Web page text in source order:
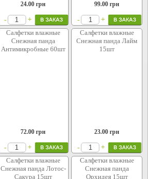
24.00 грн
- +
99.00 грн
-
+
Салфетки влажные
Снежная панда
Антимикробные 60шт
72.00 грн
- +
Салфетки влажные
Снежная панда Лайм
15шт
23.00 грн
-
+
Салфетки влажные
Снежная панда Лотос-
Сакура 15шт
Салфетки влажные
Снежная панда
Орхидея 15шт